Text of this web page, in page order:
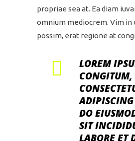
propriae sea at. Ea diam
omnium mediocrem. Vim in
possim, erat regione at
LOREM
CONGITUM,
DO
SIT
LABORE ET